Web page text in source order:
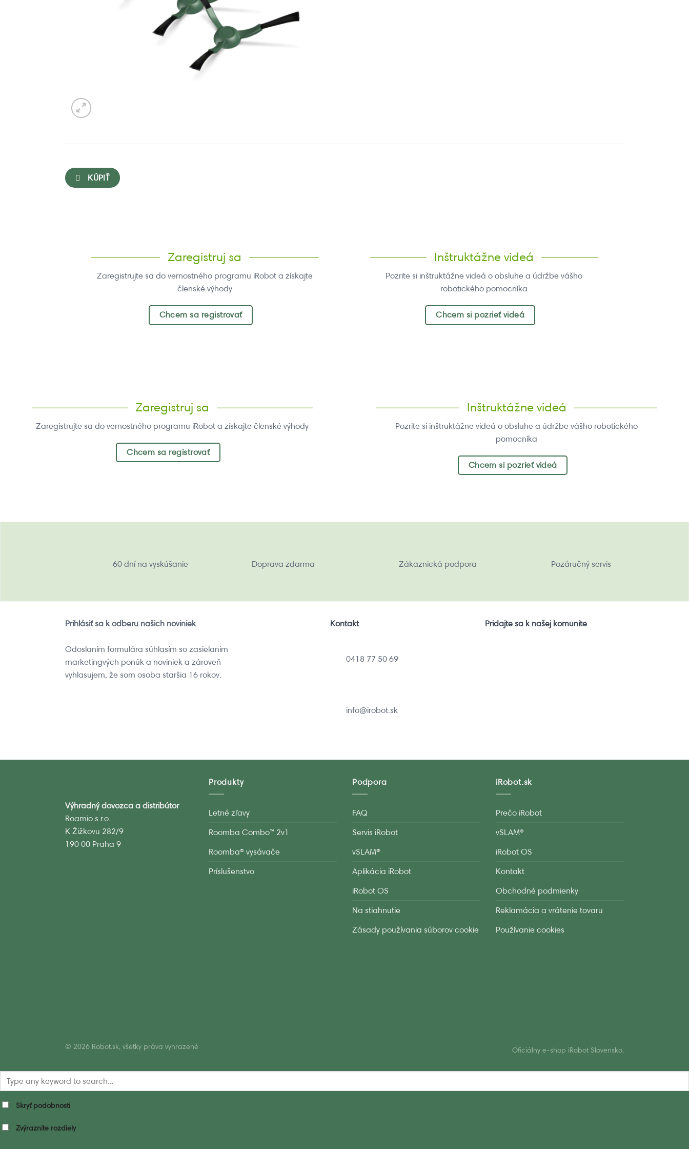
KÚPIŤ
Zaregistruj sa
Zaregistrujte sa do vernostného programu iRobot a získajte
členské výhody
Chcem sa registrovať
Inštruktážne videá
Pozrite si inštruktážne videá o obsluhe a údržbe vášho
robotického pomocníka
Chcem si pozrieť videá
Zaregistruj sa
Zaregistrujte sa do vernostného programu iRobot a získajte členské výhody
Chcem sa registrovať
Inštruktážne videá
Pozrite si inštruktážne videá o obsluhe a údržbe vášho robotického
pomocníka
Chcem si pozrieť videá
60 dní na vyskúšanie Doprava zdarma Zákaznická podpora Pozáručný servis
Prihlásiť sa k odberu našich noviniek
Odoslaním formulára súhlasím so zasielanim
marketingvých ponúk a noviniek a zároveň
vyhlasujem, že som osoba staršia 16 rokov.
Kontakt
0418 77 50 69
info@irobot.sk
Pridajte sa k našej komunite
Výhradný dovozca a distribútor
Roamio s.r.o.
K Žižkovu 282/9
190 00 Praha 9
Produkty
Letné zľavy
Roomba Combo™ 2v1
Roomba® vysávače
Príslušenstvo
Podpora
FAQ
Servis iRobot
vSLAM®
Aplikácia iRobot
iRobot OS
Na stiahnutie
Zásady používania súborov cookie
iRobot.sk
Prečo iRobot
vSLAM®
iRobot OS
Kontakt
Obchodné podmienky
Reklamácia a vrátenie tovaru
Používanie cookies
Oficiálny e-shop iRobot Slovensko.
© 2026 Robot.sk, všetky práva vyhrazené
Skryť podobnosti
Zvýraznite rozdiely